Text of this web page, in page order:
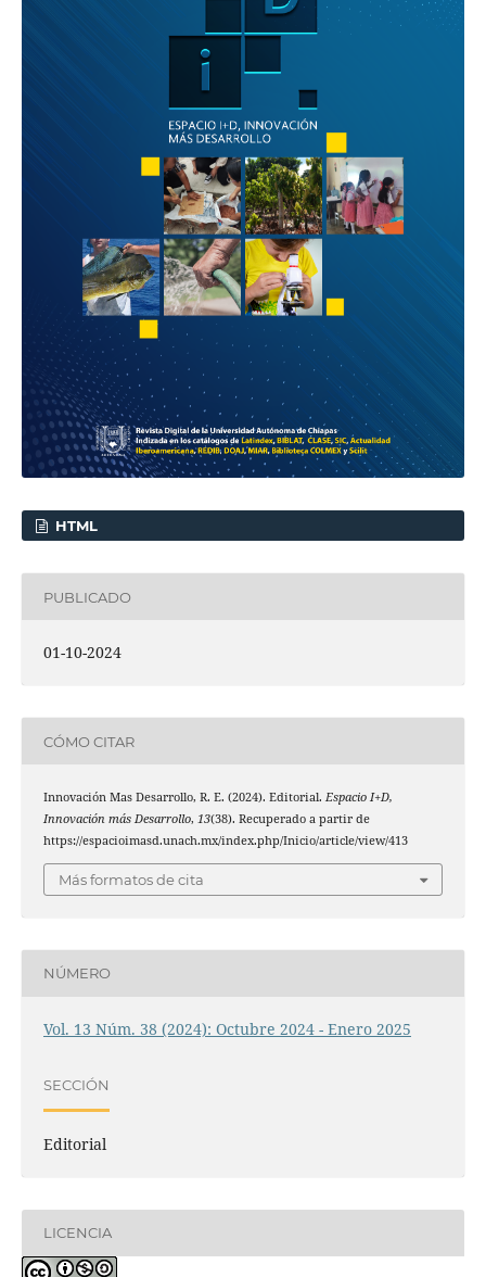
HTML
PUBLICADO
01-10-2024
CÓMO CITAR
Innovación Mas Desarrollo, R. E. (2024). Editorial. Espacio I+D,
Innovación más Desarrollo, 13(38). Recuperado a partir de
https://espacioimasd.unach.mx/index.php/Inicio/article/view/413
Más formatos de cita
NÚMERO
Vol. 13 Núm. 38 (2024): Octubre 2024 - Enero 2025
SECCIÓN
Editorial
LICENCIA